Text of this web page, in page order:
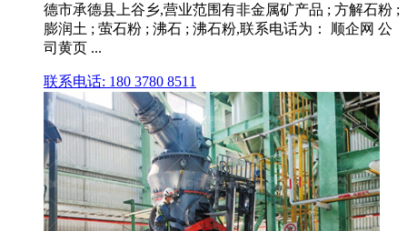
德市承德县上谷乡,营业范围有非金属矿产品 ; 方解石粉 ;
膨润土 ; 萤石粉 ; 沸石 ; 沸石粉,联系电话为： 顺企网 公
司黄页 ...
联系电话: 180 3780 8511